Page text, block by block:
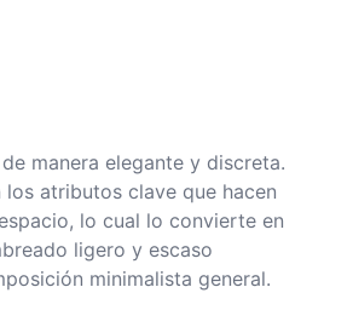
manera elegante y discreta.
atributos clave que hacen
lo cual lo convierte en
ligero y escaso
minimalista general.